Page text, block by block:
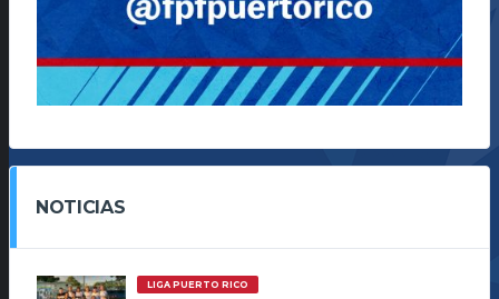
NOTICIAS
LIGA PUERTO RICO